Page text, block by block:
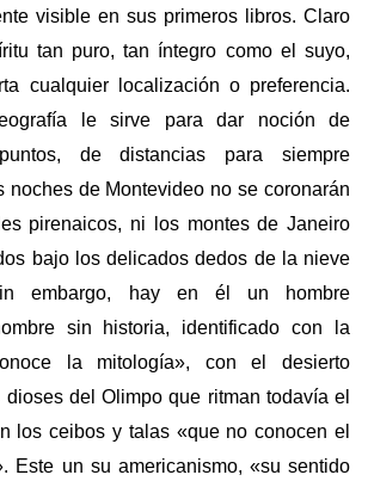
visible en sus primeros libros. Claro
tan puro, tan íntegro como el suyo,
cualquier localización o preferencia.
le sirve para dar noción de
de distancias para siempre
noches de Montevideo no se coronarán
pirenaicos, ni los montes de Janeiro
bajo los delicados dedos de la nieve
embargo, hay en él un hombre
sin historia, identificado con la
la mitología», con el desierto
del Olimpo que ritman todavía el
los ceibos y talas «que no conocen el
Este un su americanismo, «su sentido